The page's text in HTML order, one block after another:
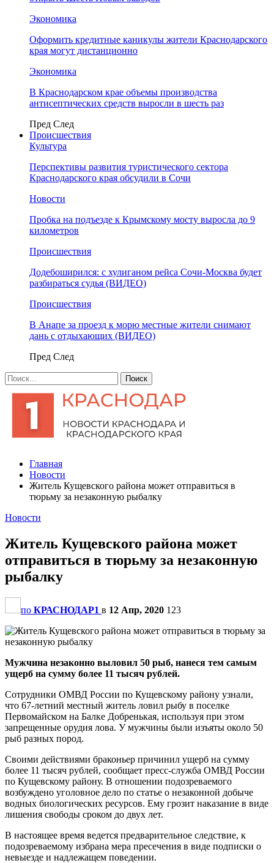
Экономика
Оформить кредитные каникулы жители Краснодарского
края могут дистанционно
Экономика
В Краснодарском крае объемы производства
антисептических средств выросли в шесть раз
Пред След
Происшествия
Культура
Перспективы развития туристического сектора
Краснодарского края обсудили в Сочи
Новости
Пробка на подъезде к Крымскому мосту выросла до 9
километров
Происшествия
Додебоширился: с хулиганом рейса Сочи-Москва будет
разбираться судья (ВИДЕО)
Происшествия
В Анапе за проезд к морю местные жители снимают
дань с отдыхающих (ВИДЕО)
Пред След
Главная
Новости
Житель Кущевского района может отправиться в
тюрьму за незаконную рыбалку
Новости
Житель Кущевского района может
отправиться в тюрьму за незаконную
рыбалку
по КРАСНОДАР1 в 12 Апр, 2020 123
Мужчина незаконно выловил 50 рыб, нанеся тем самым
ущерб на сумму более 11 тысяч рублей.
Сотрудники ОМВД России по Кущевскому району узнали,
что 67-летний местный житель ловил рыбу в поселке
Первомайском на Балке Добренькая, используя при этом
запрещенные орудия лова. У мужчины были изъяты около 50
рыб разных пород.
Своими действиями браконьер причинил ущерб на сумму
более 11 тысяч рублей, сообщает пресс-служба ОМВД России
по Кущевскому району. В отношении подозреваемого
возбуждено уголовное дело по статье о незаконной добыче
водных биологических ресурсов. Ему грозит наказание в виде
лишения свободы сроком до двух лет.
В настоящее время ведется предварительное следствие, к
подозреваемому избрана мера пресечения в виде подписки о
невыезде и надлежащем поведении.